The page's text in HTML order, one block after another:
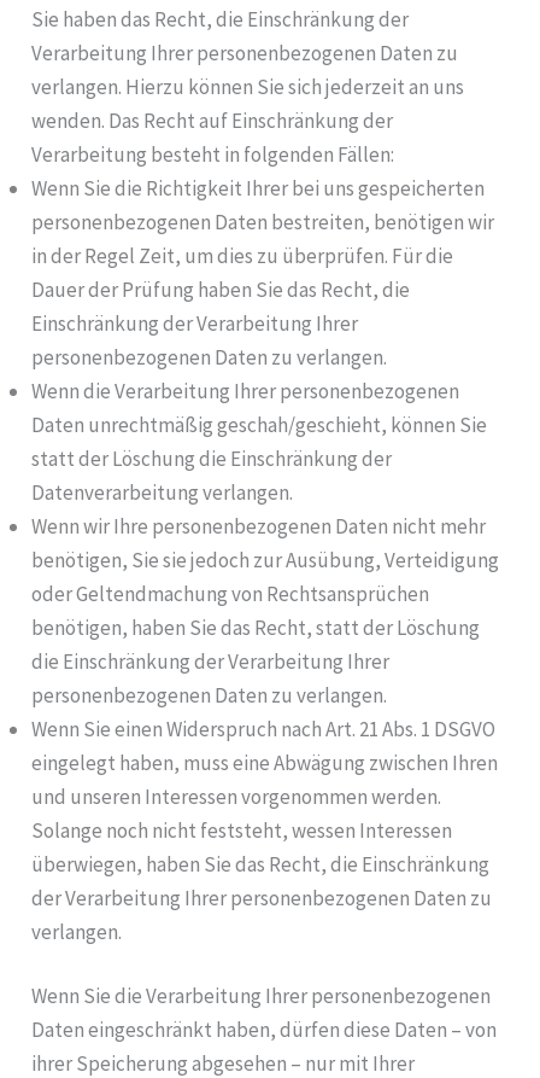
Sie haben das Recht, die Einschränkung der
Verarbeitung Ihrer personenbezogenen Daten zu
verlangen. Hierzu können Sie sich jederzeit an uns
wenden. Das Recht auf Einschränkung der
Verarbeitung besteht in folgenden Fällen:
Wenn Sie die Richtigkeit Ihrer bei uns gespeicherten
personenbezogenen Daten bestreiten, benötigen wir
in der Regel Zeit, um dies zu überprüfen. Für die
Dauer der Prüfung haben Sie das Recht, die
Einschränkung der Verarbeitung Ihrer
personenbezogenen Daten zu verlangen.
Wenn die Verarbeitung Ihrer personenbezogenen
Daten unrechtmäßig geschah/geschieht, können Sie
statt der Löschung die Einschränkung der
Datenverarbeitung verlangen.
Wenn wir Ihre personenbezogenen Daten nicht mehr
benötigen, Sie sie jedoch zur Ausübung, Verteidigung
oder Geltendmachung von Rechtsansprüchen
benötigen, haben Sie das Recht, statt der Löschung
die Einschränkung der Verarbeitung Ihrer
personenbezogenen Daten zu verlangen.
Wenn Sie einen Widerspruch nach Art. 21 Abs. 1 DSGVO
eingelegt haben, muss eine Abwägung zwischen Ihren
und unseren Interessen vorgenommen werden.
Solange noch nicht feststeht, wessen Interessen
überwiegen, haben Sie das Recht, die Einschränkung
der Verarbeitung Ihrer personenbezogenen Daten zu
verlangen.
Wenn Sie die Verarbeitung Ihrer personenbezogenen
Daten eingeschränkt haben, dürfen diese Daten – von
ihrer Speicherung abgesehen – nur mit Ihrer